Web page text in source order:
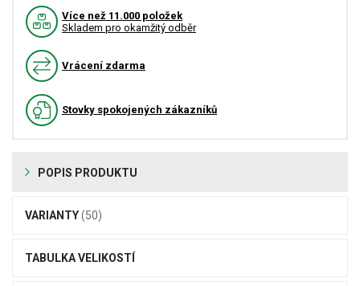
Více než 11.000 položek
Skladem pro okamžitý odběr
Vrácení zdarma
Stovky spokojených zákazníků
POPIS PRODUKTU
VARIANTY(50)
TABULKA VELIKOSTÍ